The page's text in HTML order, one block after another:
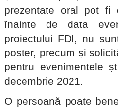
prezentate oral pot fi
înainte de data
proiectului FDI, nu
poster, precum și
pentru evenimentele
decembrie 2021.
O persoană poate